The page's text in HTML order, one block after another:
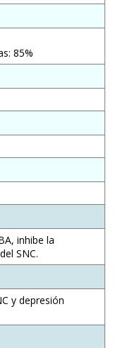
85%
inhibe la
SNC.
y depresión